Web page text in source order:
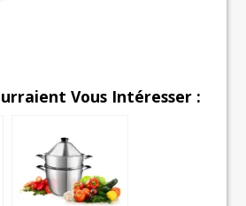
Vous Intéresser :